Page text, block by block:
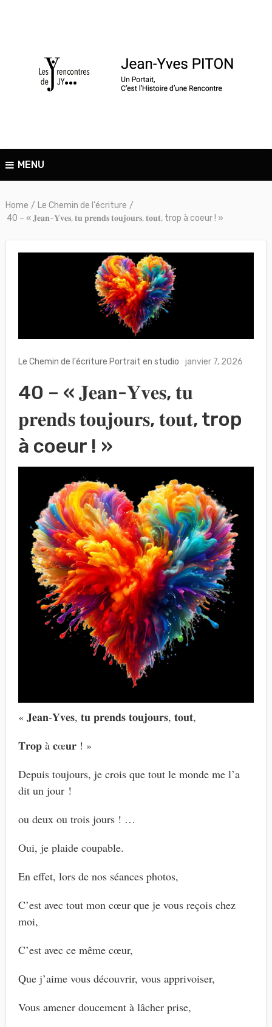
MENU
Home / Le Chemin de l'écriture /
40 – « 𝐉𝐞𝐚𝐧-𝐘𝐯𝐞𝐬, 𝐭𝐮 𝐩𝐫𝐞𝐧𝐝𝐬 𝐭𝐨𝐮𝐣𝐨𝐮𝐫𝐬, 𝐭𝐨𝐮𝐭, trop à coeur ! »
Le Chemin de l'écriture Portrait en studio janvier 7, 2026
40 – « 𝐉𝐞𝐚𝐧-𝐘𝐯𝐞𝐬, 𝐭𝐮
𝐩𝐫𝐞𝐧𝐝𝐬 𝐭𝐨𝐮𝐣𝐨𝐮𝐫𝐬, 𝐭𝐨𝐮𝐭, trop
à coeur ! »
« 𝐉𝐞𝐚𝐧-𝐘𝐯𝐞𝐬, 𝐭𝐮 𝐩𝐫𝐞𝐧𝐝𝐬 𝐭𝐨𝐮𝐣𝐨𝐮𝐫𝐬, 𝐭𝐨𝐮𝐭,
𝐓𝐫𝐨𝐩 à 𝐜œ𝐮𝐫 ! »
Depuis toujours, je crois que tout le monde me l’a
dit un jour !
ou deux ou trois jours ! …
Oui, je plaide coupable.
En effet, lors de nos séances photos,
C’est avec tout mon cœur que je vous reçois chez
moi,
C’est avec ce même cœur,
Que j’aime vous découvrir, vous apprivoiser,
Vous amener doucement à lâcher prise,